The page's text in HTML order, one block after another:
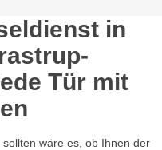
in
Tür mit
wäre es, ob Ihnen der